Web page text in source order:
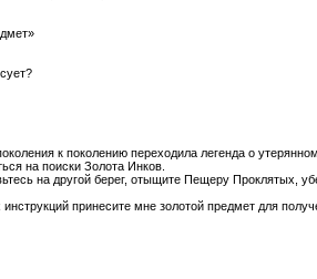
к поколению переходила легенда о
на поиски Золота Инков.
на другой берег, отыщите Пещеру Проклятых,
принесите мне золотой предмет для